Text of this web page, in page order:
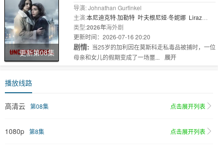
更新第08集
导演: Johnathan Gurfinkel
主演:本尼迪克特·加勒特 叶夫根尼娅·冬妮娜 Liraz
Chamami Edward Sonnenblick
类型:2026年海外剧
更新时间：2026-07-16 20:20
剧情: 当25岁的加利因在莫斯科走私毒品被捕时，一位
母亲和女儿的假期变成了一场噩...
展开
播放线路
高清云 第08集 点击展开列表
1080p 第8集 点击展开列表